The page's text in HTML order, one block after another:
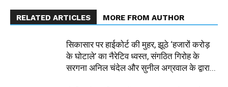
RELATED ARTICLES MORE FROM AUTHOR
सिकासार पर हाईकोर्ट की मुहर, झूठे ‘हजारों करोड़
के घोटाले’ का नैरेटिव ध्वस्त, संगठित गिरोह के
सरगना अनिल चंदेल और सुनील अग्रवाल के द्वारा...